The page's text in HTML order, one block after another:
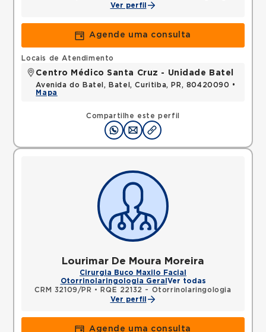
Ver perfil
Agende uma consulta
Compartilhe este perfil
Locais de Atendimento
Centro Médico Santa Cruz - Unidade Batel
Avenida do Batel, Batel, Curitiba, PR, 80420090 •
Mapa
Lourimar De Moura Moreira
Cirurgia Buco Maxilo Facial
Otorrinolaringologia Geral Ver todas
CRM 32109/PR •
RQE 22132 - Otorrinolaringologia
Ver perfil
Agende uma consulta